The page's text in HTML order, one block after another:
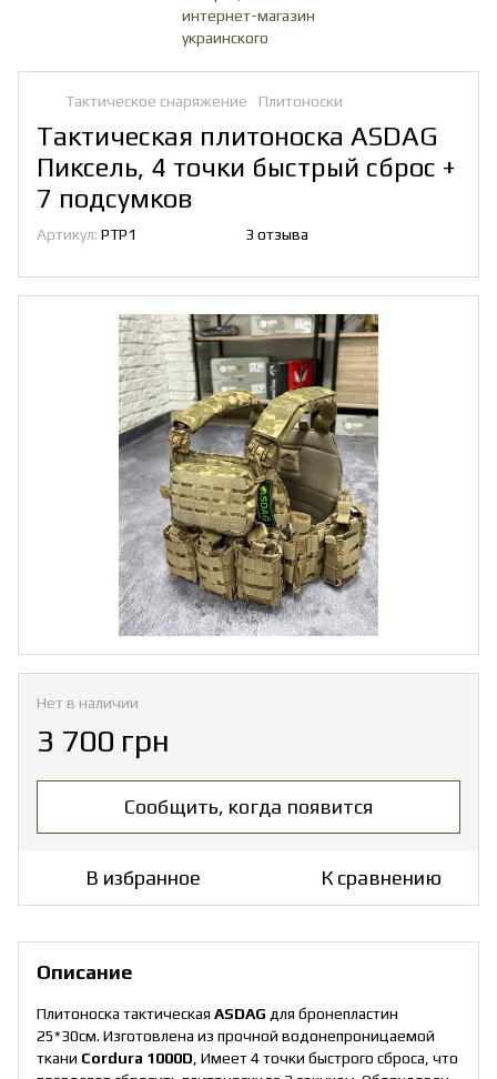
Тактическое снаряжение Плитоноски
Тактическая плитоноска ASDAG
Пиксель, 4 точки быстрый сброс +
7 подсумков
Артикул: PTP1 3 отзыва
Нет в наличии
3 700 грн
Сообщить, когда появится
В избранное К сравнению
Описание
Плитоноска тактическая ASDAG для бронепластин
25*30см. Изготовлена из прочной водонепроницаемой
ткани Cordura 1000D , Имеет 4 точки быстрого сброса, что